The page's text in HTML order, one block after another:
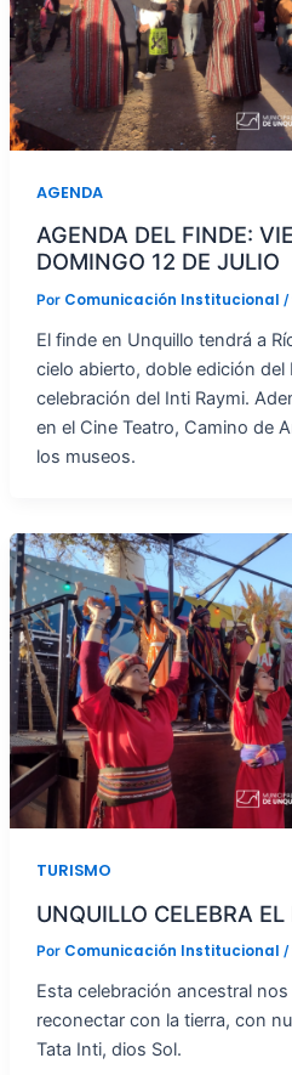
AGENDA
AGENDA DEL FINDE:
DOMINGO 12 DE JULIO
Por Comunicación Institucional /
El finde en Unquillo tendrá a
cielo abierto, doble edición del
celebración del Inti Raymi.
en el Cine Teatro, Camino de
los museos.
TURISMO
UNQUILLO CELEBRA
Por Comunicación Institucional /
Esta celebración ancestral
reconectar con la tierra, con
Tata Inti, dios Sol.